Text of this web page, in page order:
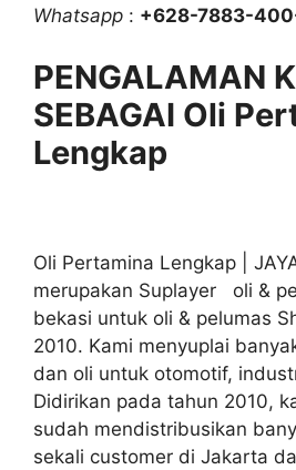
Whatsapp : +628-7883-
PENGALAMAN
SEBAGAI Oli
Lengkap
Oli Pertamina Lengkap |
merupakan Suplayer oli &
bekasi untuk oli & pelumas
2010. Kami menyuplai
dan oli untuk otomotif,
Didirikan pada tahun 2010,
sudah mendistribusikan
sekali customer di Jakarta